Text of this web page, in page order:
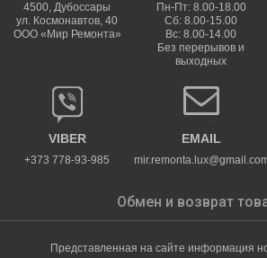
4500,Дубоссары
ул. Космонавтов, 40
ООО «Мир Ремонта»
Пн-Пт: 8.00-18.00
Сб: 8.00-15.00
Вс: 8.00-14.00
Без перерывов и
выходных
VIBER
+373 778-93-985
EMAIL
Обмен и возврат
Представленная на сайте информация